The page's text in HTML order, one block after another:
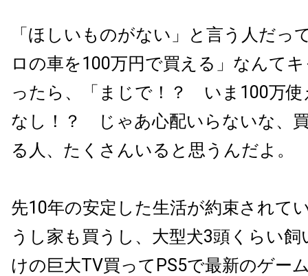
「ほしいものがない」と言う人だっ
ロの車を100万円で買える」なんて
ったら、「まじで！？ いま100万使
なし！？ じゃあ心配いらないな、
る人、たくさんいると思うんだよ。
先10年の安定した生活が約束されて
うし家も買うし、大型犬3頭くらい
けの巨大TV買ってPS5で最新のゲー